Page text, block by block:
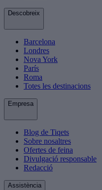
Descobreix
Barcelona
Londres
Nova York
París
Roma
Totes les destinacions
Empresa
Blog de Tiqets
Sobre nosaltres
Ofertes de feina
Divulgació responsable
Redacció
Assistència